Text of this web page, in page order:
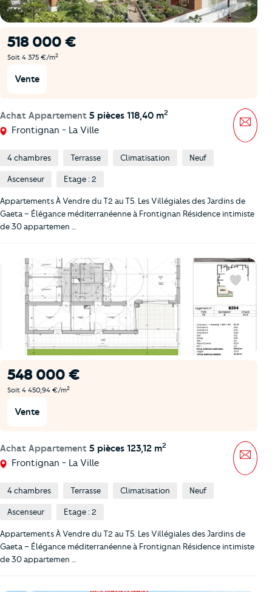
518 000 €
Soit 4 375 €/m2
Vente
Achat Appartement 5 pièces 118,40 m2
Frontignan - La Ville
4 chambres Terrasse Climatisation Neuf
Ascenseur Etage : 2
Appartements À Vendre du T2 au T5. Les Villégiales des Jardins de
Gaeta – Élégance méditerranéenne à Frontignan Résidence intimiste
de 30 appartemen …
548 000 €
Soit 4 450,94 €/m2
Vente
Achat Appartement 5 pièces 123,12 m2
Frontignan - La Ville
Favoris
4 chambres Terrasse Climatisation Neuf
Ascenseur Etage : 2
Appartements À Vendre du T2 au T5. Les Villégiales des Jardins de
Gaeta – Élégance méditerranéenne à Frontignan Résidence intimiste
de 30 appartemen …